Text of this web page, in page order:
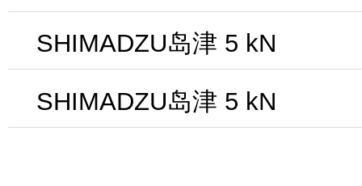
SHIMADZU岛津 5 kN
SHIMADZU岛津 5 kN